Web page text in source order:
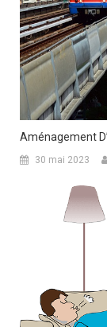
Aménagement
30 mai 2023